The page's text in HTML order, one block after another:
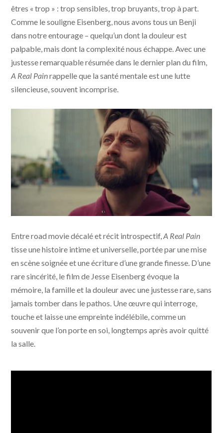
êtres « trop » : trop sensibles, trop bruyants, trop à part.
Comme le souligne Eisenberg, nous avons tous un Benji
dans notre entourage – quelqu’un dont la douleur est
palpable, mais dont la complexité nous échappe. Avec une
justesse remarquable résumée dans le dernier plan du film,
A Real Painrappelle que la santé mentale est une lutte
silencieuse, souvent incomprise.
Reserved
Entre road movie décalé et récit introspectif,A Real Pain
tisse une histoire intime et universelle, portée par une mise
en scène soignée et une écriture d’une grande finesse. D’une
rare sincérité, le film de Jesse Eisenberg évoque la
mémoire, la famille et la douleur avec une justesse rare, sans
jamais tomber dans le pathos. Une œuvre qui interroge,
touche et laisse une empreinte indélébile, comme un
souvenir que l’on porte en soi, longtemps après avoir quitté
la salle.